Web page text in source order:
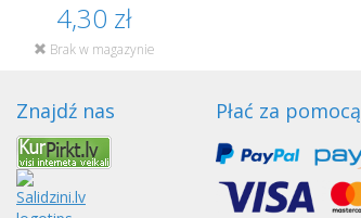
4,30 zł
Brak w magazynie
Znajdź nas Płać za pomocą